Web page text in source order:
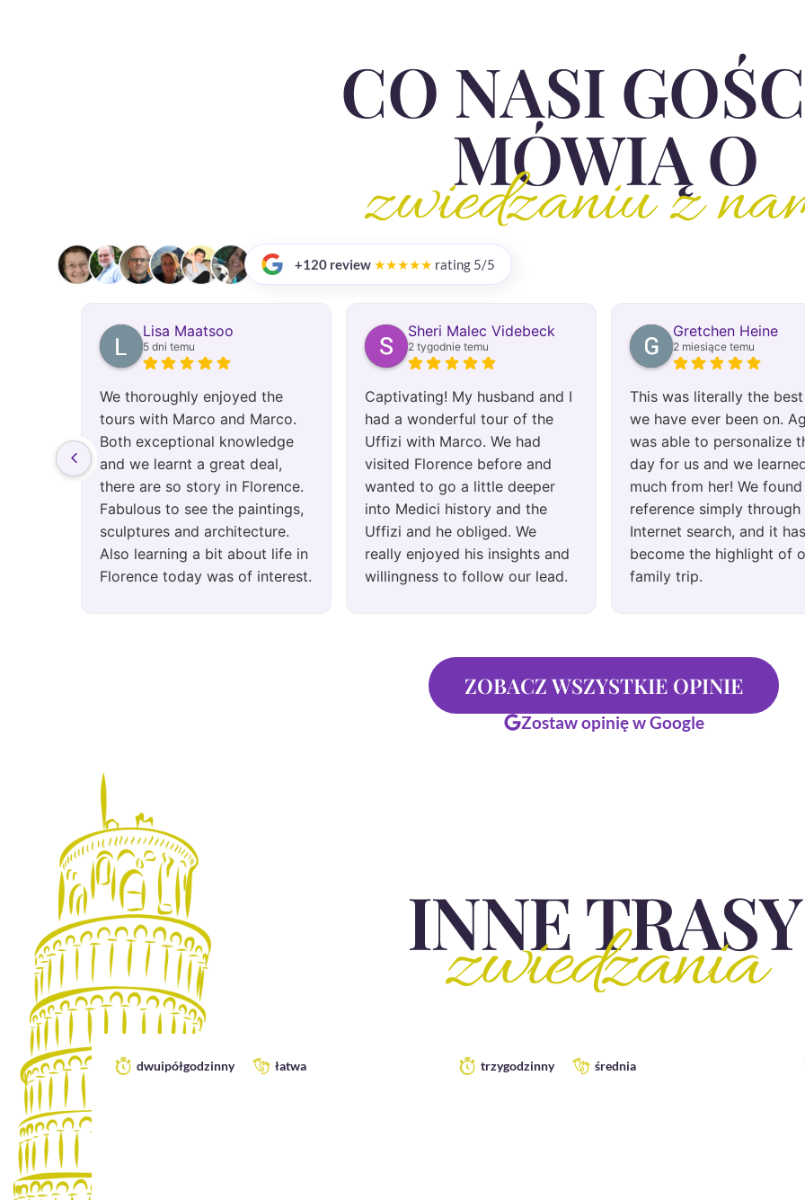
CO NASI
MÓWIĄ O
zwiedzaniu z
+120 review ★★★★★ rating 5/5
Lisa Maatsoo
5 dni temu
We thoroughly enjoyed the
tours with Marco and Marco.
Both exceptional knowledge
and we learnt a great deal,
there are so story in Florence.
Fabulous to see the paintings,
sculptures and architecture.
Also learning a bit about life in
Florence today was of interest.
Sheri Malec Videbeck
2 tygodnie temu
Captivating! My husband and I
had a wonderful tour of the
Uffizi with Marco. We had
visited Florence before and
wanted to go a little deeper
into Medici history and the
Uffizi and he obliged. We
really enjoyed his insights and
willingness to follow our lead.
Gretchen Heine
2 miesiące temu
This was literally the
we have ever been on.
was able to personalize
day for us and we
much from her! We
reference simply through
Internet search, and it
become the highlight of
family trip.
ZOBACZ WSZYSTKIE OPINIE
Zostaw opinię w Google
INNE TRASY
zwiedzania
dwuipółgodzinny łatwa trzygodzinny średnia